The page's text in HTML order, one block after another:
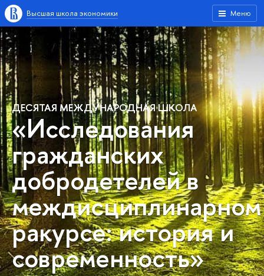
Меню
Высшая школа экономики
ДЕСЯТАЯ МЕЖДУНАРОДНАЯ ШКОЛА
«Исследования
гражданских
добродетелей в
междисциплинарном
ракурсе: история и
современность»